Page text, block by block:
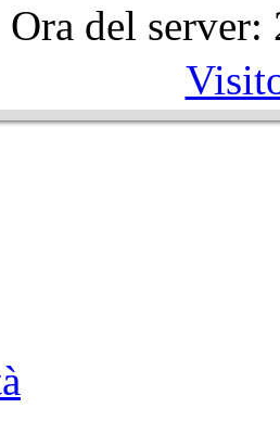
Ora del